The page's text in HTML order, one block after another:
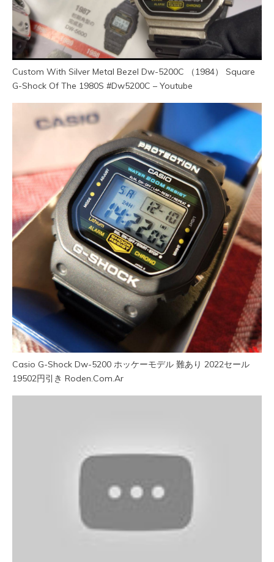
Custom With Silver Metal Bezel Dw-5200C （1984） Square
G-Shock Of The 1980S #Dw5200C – Youtube
Casio G-Shock Dw-5200 ホッケーモデル 難あり 2022セール
19502円引き Roden.Com.Ar